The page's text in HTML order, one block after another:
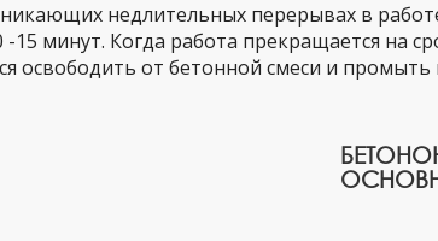
недлительных перерывах в
-15 минут. Когда работа прекращается на
освободить от бетонной смеси и промыть